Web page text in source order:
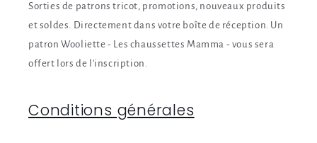
Sorties de patrons tricot, promotions, nouveaux produits
et soldes. Directement dans votre boîte de réception. Un
patron Wooliette - Les chaussettes Mamma - vous sera
offert lors de l'inscription.
Conditions générales